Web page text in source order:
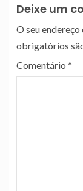
Deixe um
O seu
obrigatórios
Comentário *